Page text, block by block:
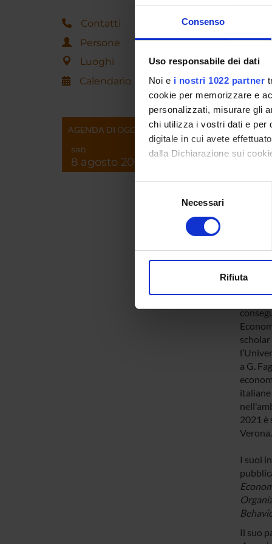
Consenso
Uso responsabile dei dati
Noi e i nostri 1022 partner
cookie per memorizzare e
personalizzati, misurare gli
chi utilizza i vostri dati e per
digitale in cui avete
dalla Dichiarazione sui
Con il tuo consenso,
raccogliere
digitali).
modificare o ritirare il tuo
di analisi dei dati web,
che hanno raccolto dal tuo
Necessari
Rifiuta
Contatti
Persone
Luoghi
Calendario
AGENDA DI OGGI
sab
8 agosto 2026
di
Luca
Dopo
a G.
2021 è
Verona.
I suoi
Il suo